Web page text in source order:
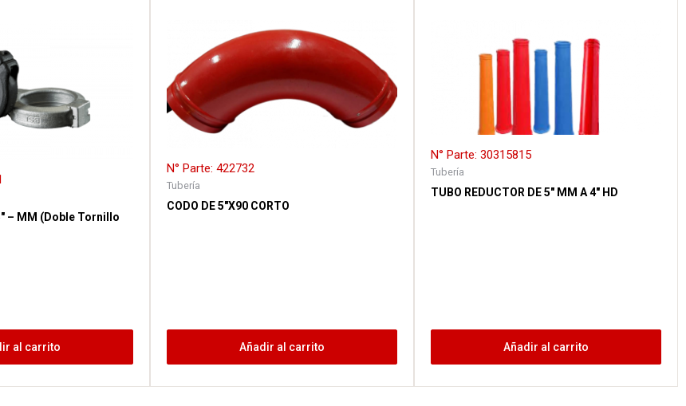
– MM (Doble Tornillo
al carrito
N° Parte: 422732
Tubería
CODO DE 5″X90 CORTO
Añadir al carrito
N° Parte: 30315815
Tubería
TUBO REDUCTOR DE 5″ MM A 4″ HD
Añadir al carrito